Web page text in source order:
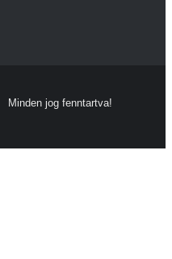
Minden jog fenntartva!